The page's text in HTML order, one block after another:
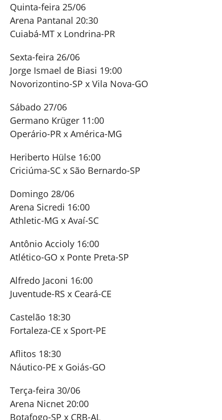
Quinta-feira 25/06
Arena Pantanal 20:30
Cuiabá-MT x Londrina-PR
Sexta-feira 26/06
Jorge Ismael de Biasi 19:00
Novorizontino-SP x Vila Nova-GO
Sábado 27/06
Germano Krüger 11:00
Operário-PR x América-MG
Heriberto Hülse 16:00
Criciúma-SC x São Bernardo-SP
Domingo 28/06
Arena Sicredi 16:00
Athletic-MG x Avaí-SC
Antônio Accioly 16:00
Atlético-GO x Ponte Preta-SP
Alfredo Jaconi 16:00
Juventude-RS x Ceará-CE
Castelão 18:30
Fortaleza-CE x Sport-PE
Aflitos 18:30
Náutico-PE x Goiás-GO
Terça-feira 30/06
Arena Nicnet 20:00
Botafogo-SP x CRB-AL